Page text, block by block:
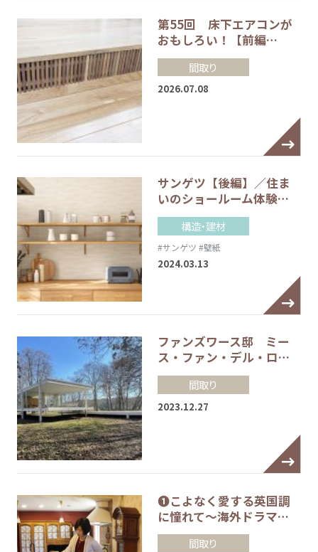
第55回 床下エアコンが
おもしろい！【前編…
間取り
2026.07.08
サンゲツ【後編】／住ま
いのショールーム体験…
構造・建材
#サンゲツ #壁紙
2024.03.13
ファンズワース邸 ミー
ス・ファン・デル・ロ…
間取り
2023.12.27
❶こよなく愛する英国調
に憧れて～海外ドラマ…
間取り